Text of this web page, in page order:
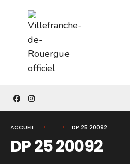
content
ACCUEIL DP 25 20092
DP 25 20092
for: